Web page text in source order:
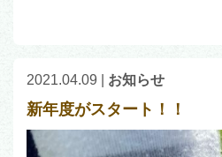
2021.04.09 お知らせ
新年度がスタート！！